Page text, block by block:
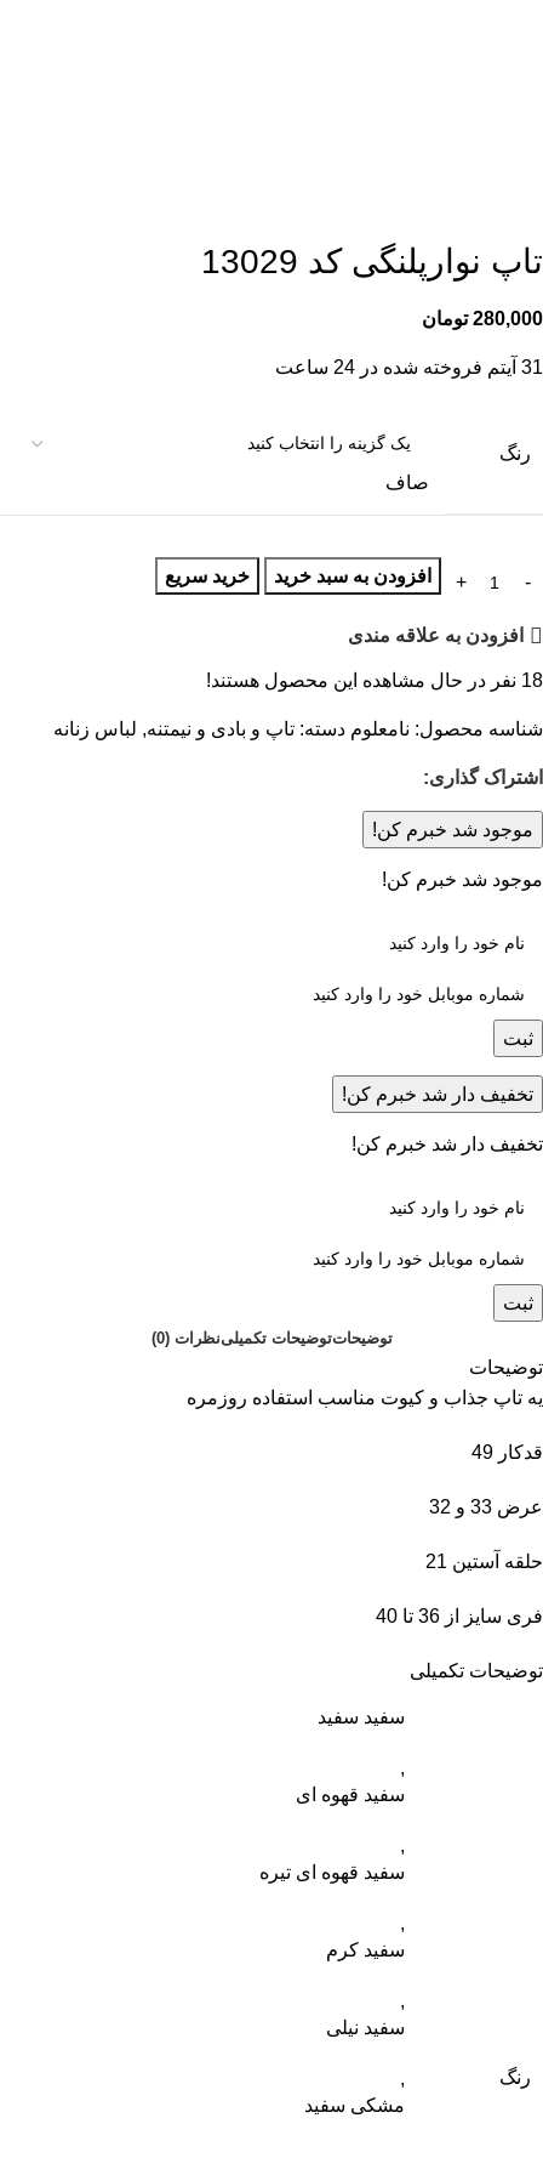
تاپ نوارپلنگی کد 13029
280,000 تومان
31 آیتم فروخته شده در 24 ساعت
رنگ
صاف
افزودن به سبد خرید خرید سریع
افزودن به علاقه مندی
18 نفر در حال مشاهده این محصول هستند!
شناسه محصول: نامعلوم دسته: تاپ و بادی و نیمتنه, لباس زنانه
اشتراک گذاری:
موجود شد خبرم کن!
موجود شد خبرم کن!
ثبت
تخفیف دار شد خبرم کن!
تخفیف دار شد خبرم کن!
ثبت
توضیحاتتوضیحات تکمیلینظرات (0)
توضیحات
یه تاپ جذاب و کیوت مناسب استفاده روزمره
قدکار 49
عرض 33 و 32
حلقه آستین 21
فری سایز از 36 تا 40
توضیحات تکمیلی
رنگ
سفید سفید
,
سفید قهوه ای
,
سفید قهوه ای تیره
,
سفید کرم
,
سفید نیلی
,
مشکی سفید